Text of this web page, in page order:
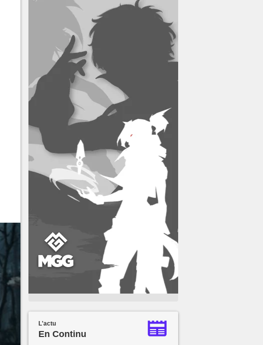
L'actu
En Continu